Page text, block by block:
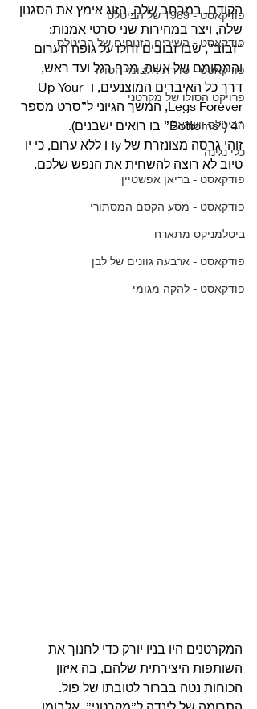
פודקאסט - 1969 של הביטלס
פודקאסט - השירים הזנוחים של הביטלס
פודקאסט - סדרת אלבומי הסולו
פרויקט הסולו של מקרטני
הביטלס וישראל
כלי נגינה
פודקאסט - בריאן אפשטיין
פודקאסט - מסע הקסם המסתורי
ביטלמניקס מתארח
פודקאסט - ארבעה גוונים של לבן
פודקאסט - להקה מגומי
הקודם. במרחב שלה, הזוג אימץ את הסגנון
שלה, ויצר במהירות שני סרטי אמנות:
“זבוב”, שבו זבובים זחלו על גופה הערום
והמסומם של אשה, מכף רגל ועד ראש,
דרך כל האיברים המוצנעים, ו-Up Your
Legs Forever, המשך הגיוני ל”סרט מספר
4″ (“Bottoms” בו רואים ישבנים).
זוהי גרסה מצונזרת של Fly ללא ערום, כי יו
טיוב לא רוצה להשחית את הנפש שלכם.
המקרטנים היו בניו יורק כדי לחנוך את
השותפות היצירתית שלהם, בה איזון
הכוחות נטה בברור לטובתו של פול.